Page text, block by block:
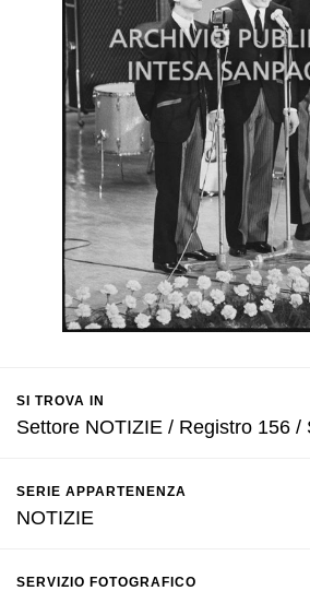
SI TROVA IN
Settore NOTIZIE / Registro 156 /
SERIE APPARTENENZA
NOTIZIE
SERVIZIO FOTOGRAFICO